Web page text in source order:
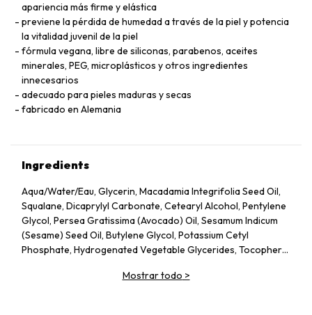
apariencia más firme y elástica
previene la pérdida de humedad a través de la piel y potencia
la vitalidad juvenil de la piel
fórmula vegana, libre de siliconas, parabenos, aceites
minerales, PEG, microplásticos y otros ingredientes
innecesarios
adecuado para pieles maduras y secas
fabricado en Alemania
Ingredients
Aqua/Water/Eau, Glycerin, Macadamia Integrifolia Seed Oil,
Squalane, Dicaprylyl Carbonate, Cetearyl Alcohol, Pentylene
Glycol, Persea Gratissima (Avocado) Oil, Sesamum Indicum
(Sesame) Seed Oil, Butylene Glycol, Potassium Cetyl
Phosphate, Hydrogenated Vegetable Glycerides, Tocopheryl
Extract, Nasturtium Officinale Extract, Panax Ginseng Root
Mostrar todo >